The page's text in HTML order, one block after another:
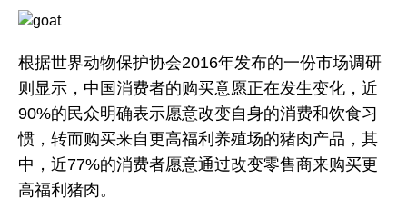
根据世界动物保护协会2016年发布的一份市场调研
则显示，中国消费者的购买意愿正在发生变化，近
90%的民众明确表示愿意改变自身的消费和饮食习
惯，转而购买来自更高福利养殖场的猪肉产品，其
中，近77%的消费者愿意通过改变零售商来购买更
高福利猪肉。